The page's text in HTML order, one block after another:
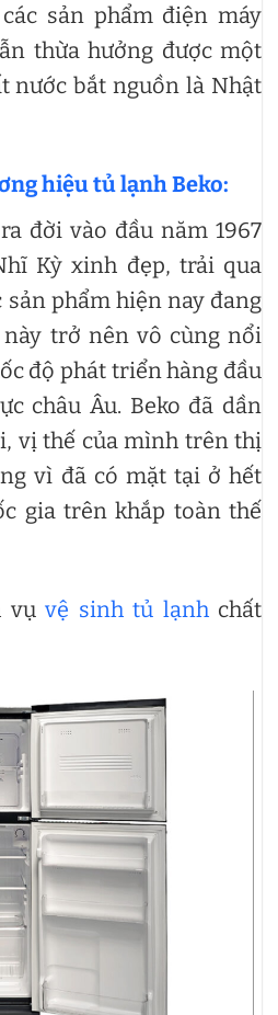
sản phẩm điện máy
thừa hưởng được một
nước bắt nguồn là Nhật
hiệu tủ lạnh Beko:
đời vào đầu năm 1967
Kỳ xinh đẹp, trải qua
phẩm hiện nay đang
trở nên vô cùng nổi
độ phát triển hàng đầu
châu Âu. Beko đã dần
vị thế của mình trên thị
vì đã có mặt tại ở hết
gia trên khắp toàn thế
vụvệ sinh tủ lạnh chất